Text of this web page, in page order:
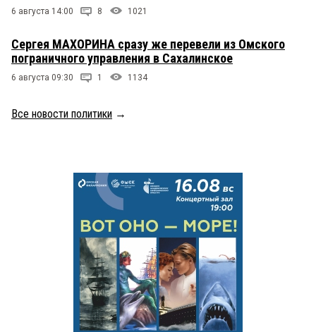
6 августа 14:00 8 1021
Сергея МАХОРИНА сразу же перевели из Омского
пограничного управления в Сахалинское
6 августа 09:30 1 1134
Все новости политики →